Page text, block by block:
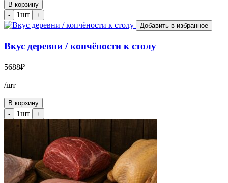
В корзину
-
1шт
+
Добавить в избранное
Вкус деревни / копчёности к столу
5688₽
/шт
В корзину
-
1шт +